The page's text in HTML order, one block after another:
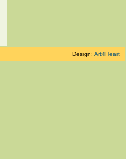
Design: Art4Heart